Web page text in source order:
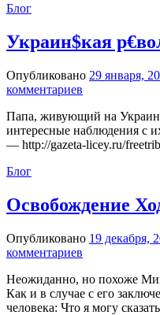
Блог
Украин$кая
Опубликовано 29 января,
комментариев
Папа, живующий на
интересные наблюдения с
— http://gazeta-licey.ru/
Блог
Освобождение
Опубликовано 19 декабря,
комментариев
Неожиданно, но похоже
Как и в случае с его
человека: Что я могу